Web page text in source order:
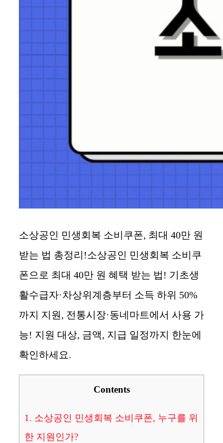
소상공인 민생회복 소비쿠폰, 최대 40만 원
받는 법 총정리!소상공인 민생회복 소비쿠
폰으로 최대 40만 원 혜택 받는 법! 기초생
활수급자·차상위계층부터 소득 하위 50%
까지 지원, 전통시장·동네마트에서 사용 가
능! 지원 대상, 금액, 지급 일정까지 한눈에
확인하세요.
Contents
1. 소상공인 민생회복 소비쿠폰, 누구를 위
한 지원인가?